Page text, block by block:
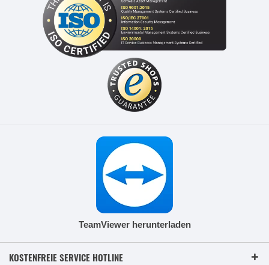
TeamViewer herunterladen
KOSTENFREIE SERVICE HOTLINE